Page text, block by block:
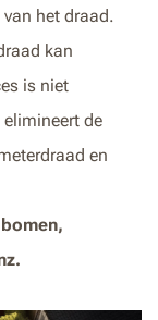
het draad.
kan
is niet
de
en